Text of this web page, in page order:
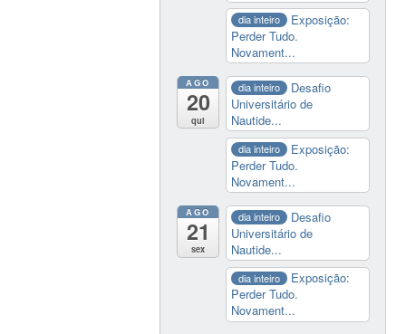
dia inteiro
Exposição:
Perder Tudo.
Novament...
AGO
20
qui
dia inteiro
Desafio
Universitário de
Nautide...
dia inteiro
Exposição:
Perder Tudo.
Novament...
AGO
21
sex
dia inteiro
Desafio
Universitário de
Nautide...
dia inteiro
Exposição:
Perder Tudo.
Novament...